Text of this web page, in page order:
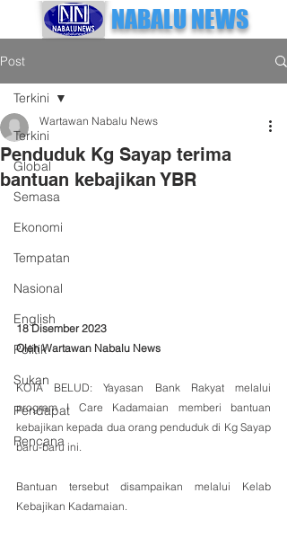
NABALU NEWS
Post
Terkini
Global
Semasa
Ekonomi
Tempatan
Nasional
English
Politik
Sukan
Pendapat
Rencana
Terkini
Penduduk Kg Sayap terima
bantuan kebajikan YBR
Wartawan Nabalu News
18 Disember 2023
Oleh Wartawan Nabalu News
KOTA BELUD: Yayasan Bank Rakyat melalui
program I Care Kadamaian memberi bantuan
kebajikan kepada dua orang penduduk di Kg Sayap
baru-baru ini.
Bantuan tersebut disampaikan melalui Kelab
Kebajikan Kadamaian.